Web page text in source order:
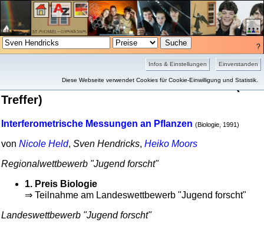
Einverstanden
Infos & Einstellungen
Diese Webseite verwendet Cookies für Cookie-Einwilligung und Statistik.
?
Preisübersicht für Sven Hendricks(1
Treffer)
Interferometrische Messungen an Pflanzen (Biologie, 1991)
von Nicole Held, Sven Hendricks, Heiko Moors
Regional­wett­bewerb "Jugend forscht"
1. Preis Biologie
⇒ Teilnahme am Landes­wett­bewerb "Jugend forscht"
Landes­wett­bewerb "Jugend forscht"
Projekte Bilder